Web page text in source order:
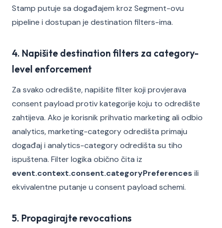
Stamp putuje sa događajem kroz Segment-ovu
pipeline i dostupan je destination filters-ima.
4. Napišite destination filters za category-
level enforcement
Za svako odredište, napišite filter koji provjerava
consent payload protiv kategorije koju to odredište
zahtijeva. Ako je korisnik prihvatio marketing ali odbio
analytics, marketing-category odredišta primaju
događaj i analytics-category odredišta su tiho
ispuštena. Filter logika obično čita iz
event.context.consent.categoryPreferences ili
ekvivalentne putanje u consent payload schemi.
5. Propagirajte revocations